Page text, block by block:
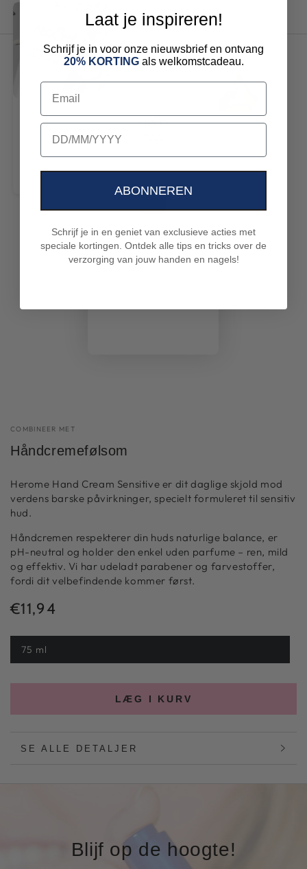
COMBINEER MET
Håndcremefølsom
Herome Hand Cream Sensitive er dit daglige skjold mod
verdens barske påvirkninger, specielt formuleret til sensitiv
hud.
Håndcremen respekterer din huds naturlige balance, er
pH-neutral og holder den enkel uden parfume – ren, mild
og effektiv. Vi har udeladt parabener og farvestoffer,
fordi dit velbefindende kommer først.
Normal
€11,94
75 ml
LÆG I KURV
SE ALLE DETALJER
Blijf op de hoogte!
Laat je inspireren!
Schrijf je in voor onze nieuwsbrief en ontvang
20% KORTINGals welkomstcadeau.
Email
birthday
ABONNEREN
Schrijf je in en geniet van exclusieve acties met
speciale kortingen. Ontdek alle tips en tricks over de
verzorging van jouw handen en nagels!